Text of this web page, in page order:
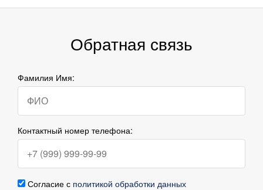
Обратная связь
Фамилия Имя:
Контактный номер телефона:
Согласие с политикой обработки данных